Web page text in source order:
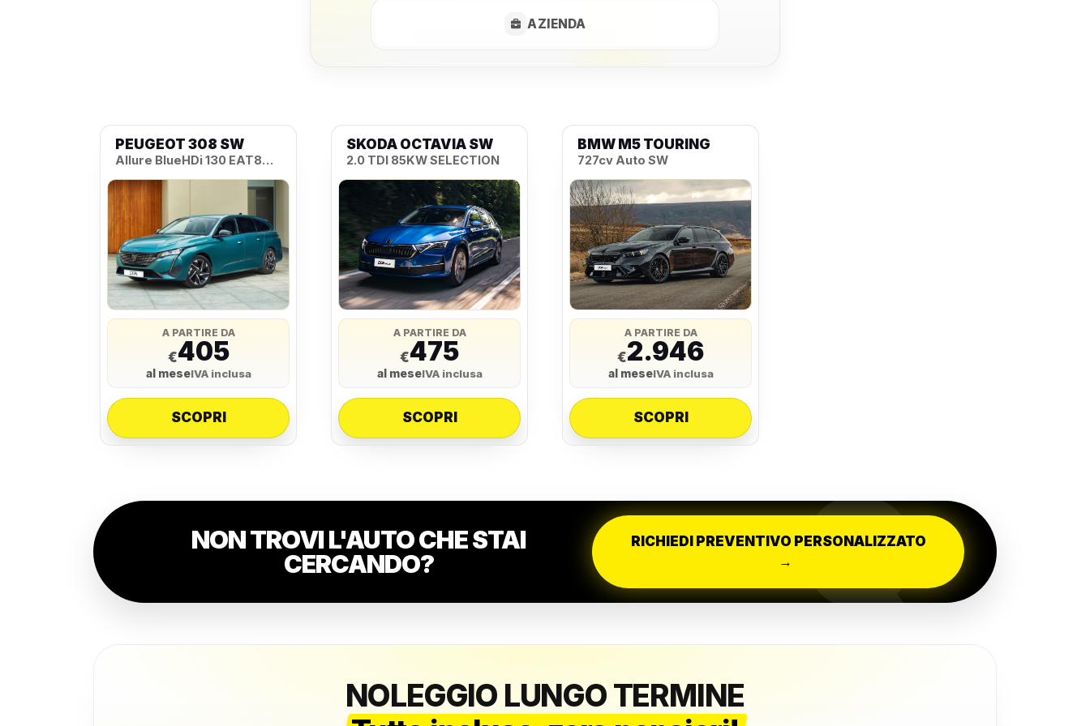
AZIENDA
PEUGEOT 308 SW
Allure BlueHDi 130 EAT8
S&S aut.
A PARTIRE DA
€405
al meseIVA inclusa
SCOPRI
SKODA OCTAVIA SW
2.0 TDI 85KW SELECTION
A PARTIRE DA
€475
al meseIVA inclusa
SCOPRI
BMW M5 TOURING
727cv Auto SW
A PARTIRE DA
€2.946
al meseIVA inclusa
SCOPRI
NON TROVI L'AUTO CHE STAI
CERCANDO?
RICHIEDI PREVENTIVO PERSONALIZZATO
→
Q
NOLEGGIO LUNGO TERMINE